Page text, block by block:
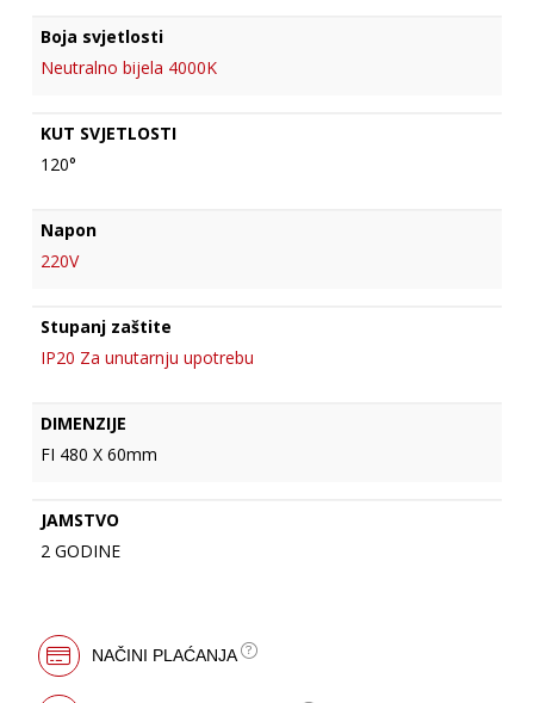
Boja svjetlosti
Neutralno bijela 4000K
KUT SVJETLOSTI
120°
Napon
220V
Stupanj zaštite
IP20 Za unutarnju upotrebu
DIMENZIJE
FI 480 X 60mm
JAMSTVO
2 GODINE
NAČINI PLAĆANJA